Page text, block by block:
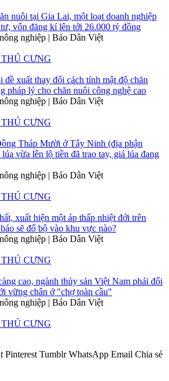
nuôi tại Gia Lai, một loạt doanh nghiệp
vốn đăng kí lên tới 26.000 tỷ đồng
nghiệp | Báo Dân Việt
CƯNG
xuất thay đổi cách tính mật độ chăn
pháp lý cho chăn nuôi công nghệ cao
nghiệp | Báo Dân Việt
CƯNG
Tháp Mười ở Tây Ninh (địa phận
vừa lên lộ tiền đã trao tay, giá lúa đang
nghiệp | Báo Dân Việt
CƯNG
xuất hiện một áp thấp nhiệt đới trên
sẽ đổ bộ vào khu vực nào?
nghiệp | Báo Dân Việt
CƯNG
cao, ngành thủy sản Việt Nam phải đổi
vững chân ở "chợ toàn cầu"
nghiệp | Báo Dân Việt
CƯNG
Pinterest Tumblr WhatsApp Email Chia sẻ